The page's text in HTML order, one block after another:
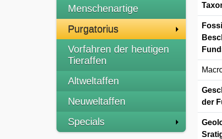
Menschenartige
Purgatorius
Vorfahren der heutigen
Tieraffen
Altweltaffen
Neuweltaffen
Specials
der